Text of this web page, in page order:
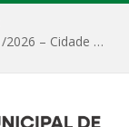
EDITAL DE CHAMAMENTO PÚBLICO Nº 01/2026 – Cidade de Faro